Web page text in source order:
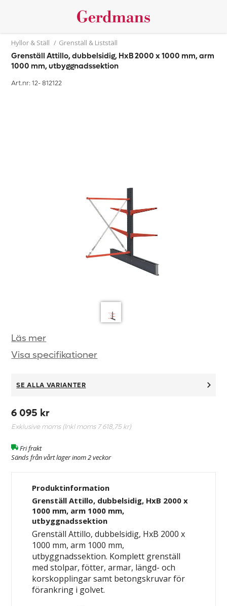
Hyllor & Ställ / Grenställ & Listställ
Grenställ Attillo, dubbelsidig, HxB 2000 x 1000 mm, arm
1000 mm, utbyggnadssektion
Art.nr: 12-812122
Läs mer
Visa specifikationer
SE ALLA VARIANTER
6 095 kr
Exklusive moms (Inkl moms 7 618,75 kr)
Fri frakt
Sänds från vårt lager inom 2 veckor
Produktinformation
Grenställ Attillo, dubbelsidig, HxB 2000 x
1000 mm, arm 1000 mm,
utbyggnadssektion
Grenställ Attillo, dubbelsidig, HxB 2000 x
1000 mm, arm 1000 mm,
utbyggnadssektion. Komplett grenställ
med stolpar, fötter, armar, längd- och
korskopplingar samt betongskruvar för
förankring i golvet.